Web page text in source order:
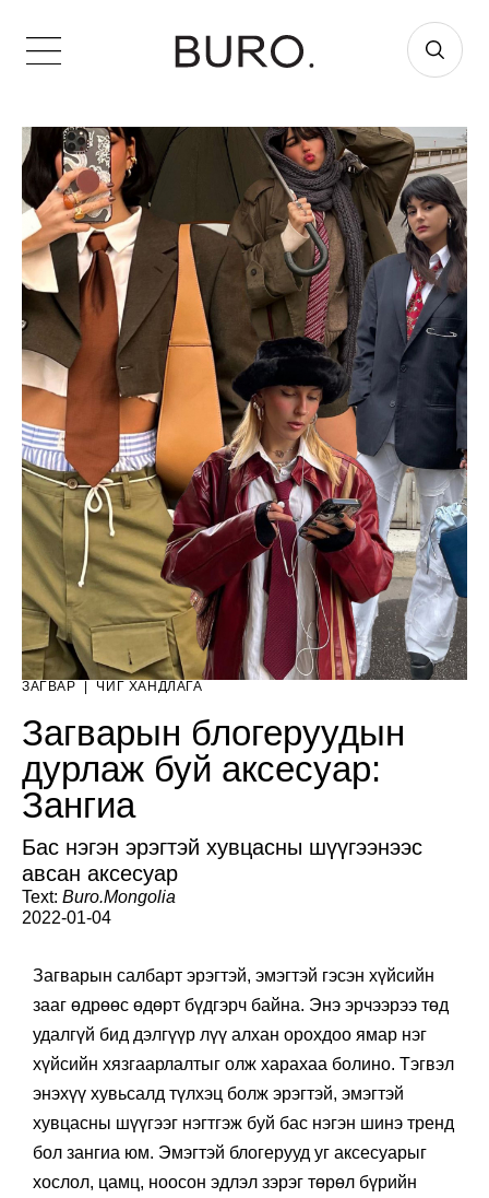
ЗАГВАР ЧИГ ХАНДЛАГА
Загварын блогеруудын
дурлаж буй аксесуар:
Зангиа
Бас нэгэн эрэгтэй хувцасны шүүгээнээс
авсан аксесуар
Text: Buro.Mongolia
2022-01-04
Загварын салбарт эрэгтэй, эмэгтэй гэсэн хүйсийн
зааг өдрөөс өдөрт бүдгэрч байна. Энэ эрчээрээ төд
удалгүй бид дэлгүүр лүү алхан орохдоо ямар нэг
хүйсийн хязгаарлалтыг олж харахаа болино. Тэгвэл
энэхүү хувьсалд түлхэц болж эрэгтэй, эмэгтэй
хувцасны шүүгээг нэгтгэж буй бас нэгэн шинэ тренд
бол зангиа юм. Эмэгтэй блогерууд уг аксесуарыг
хослол, цамц, ноосон эдлэл зэрэг төрөл бүрийн